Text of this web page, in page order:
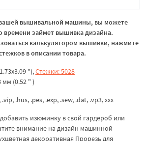
В корзине
вашей вышивальной машины, вы можете
времени займет вышивка дизайна.
калькулятором вышивки, нажмите
в описании товара.
"),Стежки: 5028
мм (0.52 " )
.hus, .pes, .exp, .sew, .dat, .vp3, xxx
изюминку в свой гардероб или
внимание на дизайн машинной
декоративная Прорезь для